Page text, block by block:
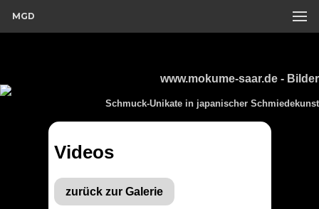
MGD
www.mokume-saar.de - Bilder
Schmuck-Unikate in japanischer Schmiedekunst
Videos
zurück zur Galerie